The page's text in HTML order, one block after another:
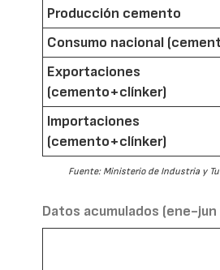
Producción cemento
Consumo nacional
Exportaciones
(cemento+clínker)
Importaciones
(cemento+clínker)
Fuente: Ministerio de Industria y
Datos acumulados (ene-